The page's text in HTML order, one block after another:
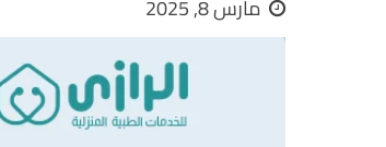
مارس 8, 2025